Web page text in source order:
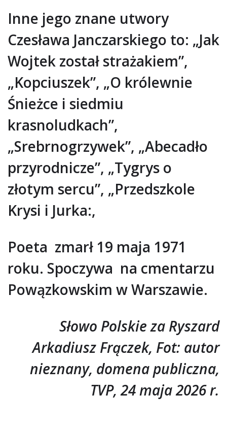
Inne jego znane utwory
Czesława Janczarskiego to: „Jak
Wojtek został strażakiem”,
„Kopciuszek”, „O królewnie
Śnieżce i siedmiu
krasnoludkach”,
„Srebrnogrzywek”, „Abecadło
przyrodnicze”, „Tygrys o
złotym sercu”, „Przedszkole
Krysi i Jurka:,
Poeta zmarł 19 maja 1971
roku. Spoczywa na cmentarzu
Powązkowskim w Warszawie.
Słowo Polskie za Ryszard
Arkadiusz Frączek, Fot: autor
nieznany, domena publiczna,
TVP, 24 maja 2026 r.